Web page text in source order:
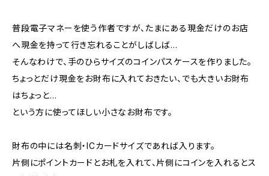
普段電子マネーを使う作者ですが、たまにある現金だけのお店
へ現金を持って行き忘れることがしばしば…
そんなわけで、手のひらサイズのコインパスケースを作りました。
ちょっとだけ現金をお財布に入れておきたい、でも大きいお財布
はちょっと…
という方に使ってほしい小さなお財布です。
財布の中には名刺・ICカードサイズであれば入ります。
片側にポイントカードとお札を入れて、片側にコインを入れるとス